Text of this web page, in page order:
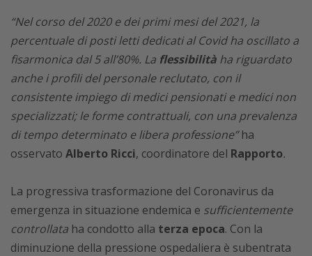
“Nel corso del 2020 e dei primi mesi del 2021, la
percentuale di posti letti dedicati al Covid ha oscillato a
fisarmonica dal 5 all’80%. La flessibilità ha riguardato
anche i profili del personale reclutato, con il
consistente impiego di medici pensionati e medici non
specializzati; le forme contrattuali, con una prevalenza
di tempo determinato e libera professione”ha
osservato Alberto Ricci, coordinatore del Rapporto.
La progressiva trasformazione del Coronavirus da
emergenza in situazione endemica e sufficientemente
controllata ha condotto alla terza epoca. Con la
diminuzione della pressione ospedaliera è subentrata